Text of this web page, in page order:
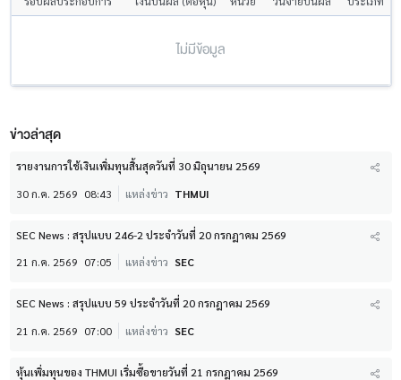
ไม่มีข้อมูล
ข่าวล่าสุด
รายงานการใช้เงินเพิ่มทุนสิ้นสุดวันที่ 30 มิถุนายน 2569
30 ก.ค. 2569 08:43 แหล่งข่าว THMUI
SEC News : สรุปแบบ 246-2 ประจำวันที่ 20 กรกฎาคม 2569
21 ก.ค. 2569 07:05 แหล่งข่าว SEC
SEC News : สรุปแบบ 59 ประจำวันที่ 20 กรกฎาคม 2569
21 ก.ค. 2569 07:00 แหล่งข่าว SEC
หุ้นเพิ่มทุนของ THMUI เริ่มซื้อขายวันที่ 21 กรกฎาคม 2569